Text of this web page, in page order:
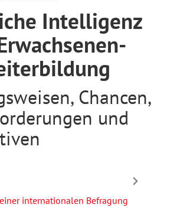
Intelligenz
Chancen,
und
internationalen Befragung